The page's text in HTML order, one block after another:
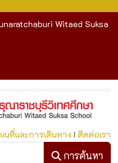
Witaed Suksa
YouTube
นที่และการเดินทาง I ติดต่อเรา
ก
การค้นหา